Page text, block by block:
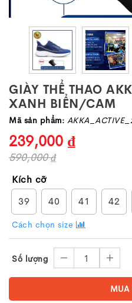
GIÀY THỂ THAO
XANH BIỂN/CAM
Mã sản phẩm:
239,000 ₫
590,000 ₫
Kích cỡ
39
40 41 42
Cách chọn size
Số lượng 1
MUA